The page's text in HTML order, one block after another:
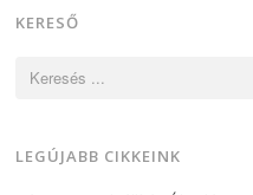
KERESŐ
LEGÚJABB CIKKEINK